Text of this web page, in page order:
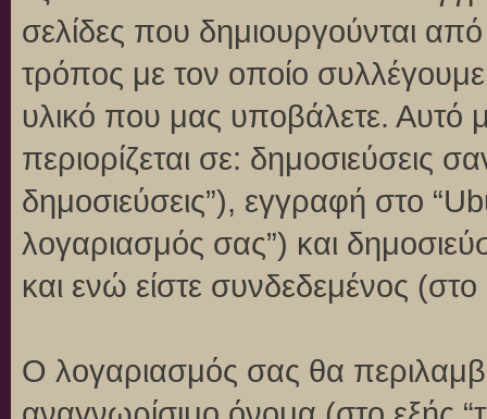
σελίδες που δημιουργούνται
τρόπος με τον οποίο
υλικό που μας υποβάλετε. Αυτό
περιορίζεται σε: δημοσιεύσεις
δημοσιεύσεις”), εγγραφή στο
λογαριασμός σας”) και
και ενώ είστε συνδεδεμένος (στο
Ο λογαριασμός σας θα